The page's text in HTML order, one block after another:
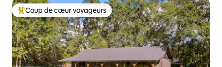
Coups de cœur voyageurs les plus appréciés
Coup de cœur voyageurs